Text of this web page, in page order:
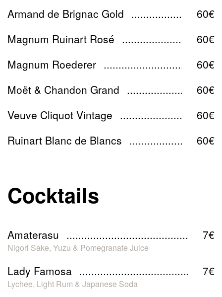
Armand de Brignac Gold
60€
Magnum Ruinart Rosé
60€
Magnum Roederer
60€
Moët & Chandon Grand
60€
Veuve Cliquot Vintage
60€
Ruinart Blanc de Blancs
60€
Cocktails
Amaterasu 7€
Nigori Sake, Yuzu & Pomegranate Juice
Lady Famosa 7€
Lychee, Light Rum & Japanese Soda